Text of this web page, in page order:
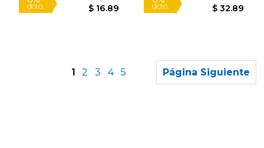
1 2 3 4 5 Página Siguiente